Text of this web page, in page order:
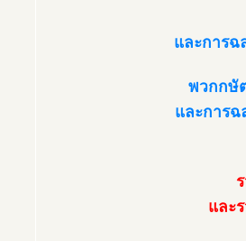
และการฉ
พวกกษั
และการฉ
และ